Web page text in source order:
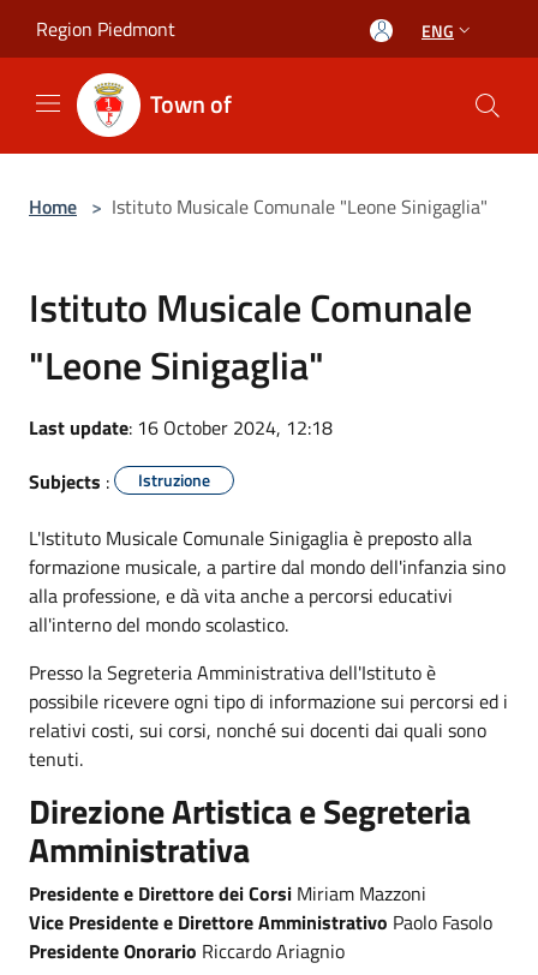
Region Piedmont ENG
Town of
Home > Istituto Musicale Comunale "Leone Sinigaglia"
Istituto Musicale Comunale
"Leone Sinigaglia"
Last update: 16 October 2024, 12:18
Subjects : Istruzione
L'Istituto Musicale Comunale Sinigaglia è preposto alla
formazione musicale, a partire dal mondo dell'infanzia sino
alla professione, e dà vita anche a percorsi educativi
all'interno del mondo scolastico.
Presso la Segreteria Amministrativa dell'Istituto è
possibile ricevere ogni tipo di informazione sui percorsi ed i
relativi costi, sui corsi, nonché sui docenti dai quali sono
tenuti.
Direzione Artistica e Segreteria
Amministrativa
Presidente e Direttore dei Corsi Miriam Mazzoni
Vice Presidente e Direttore Amministrativo Paolo Fasolo
Presidente Onorario Riccardo Ariagnio